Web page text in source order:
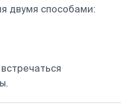
двумя способами: